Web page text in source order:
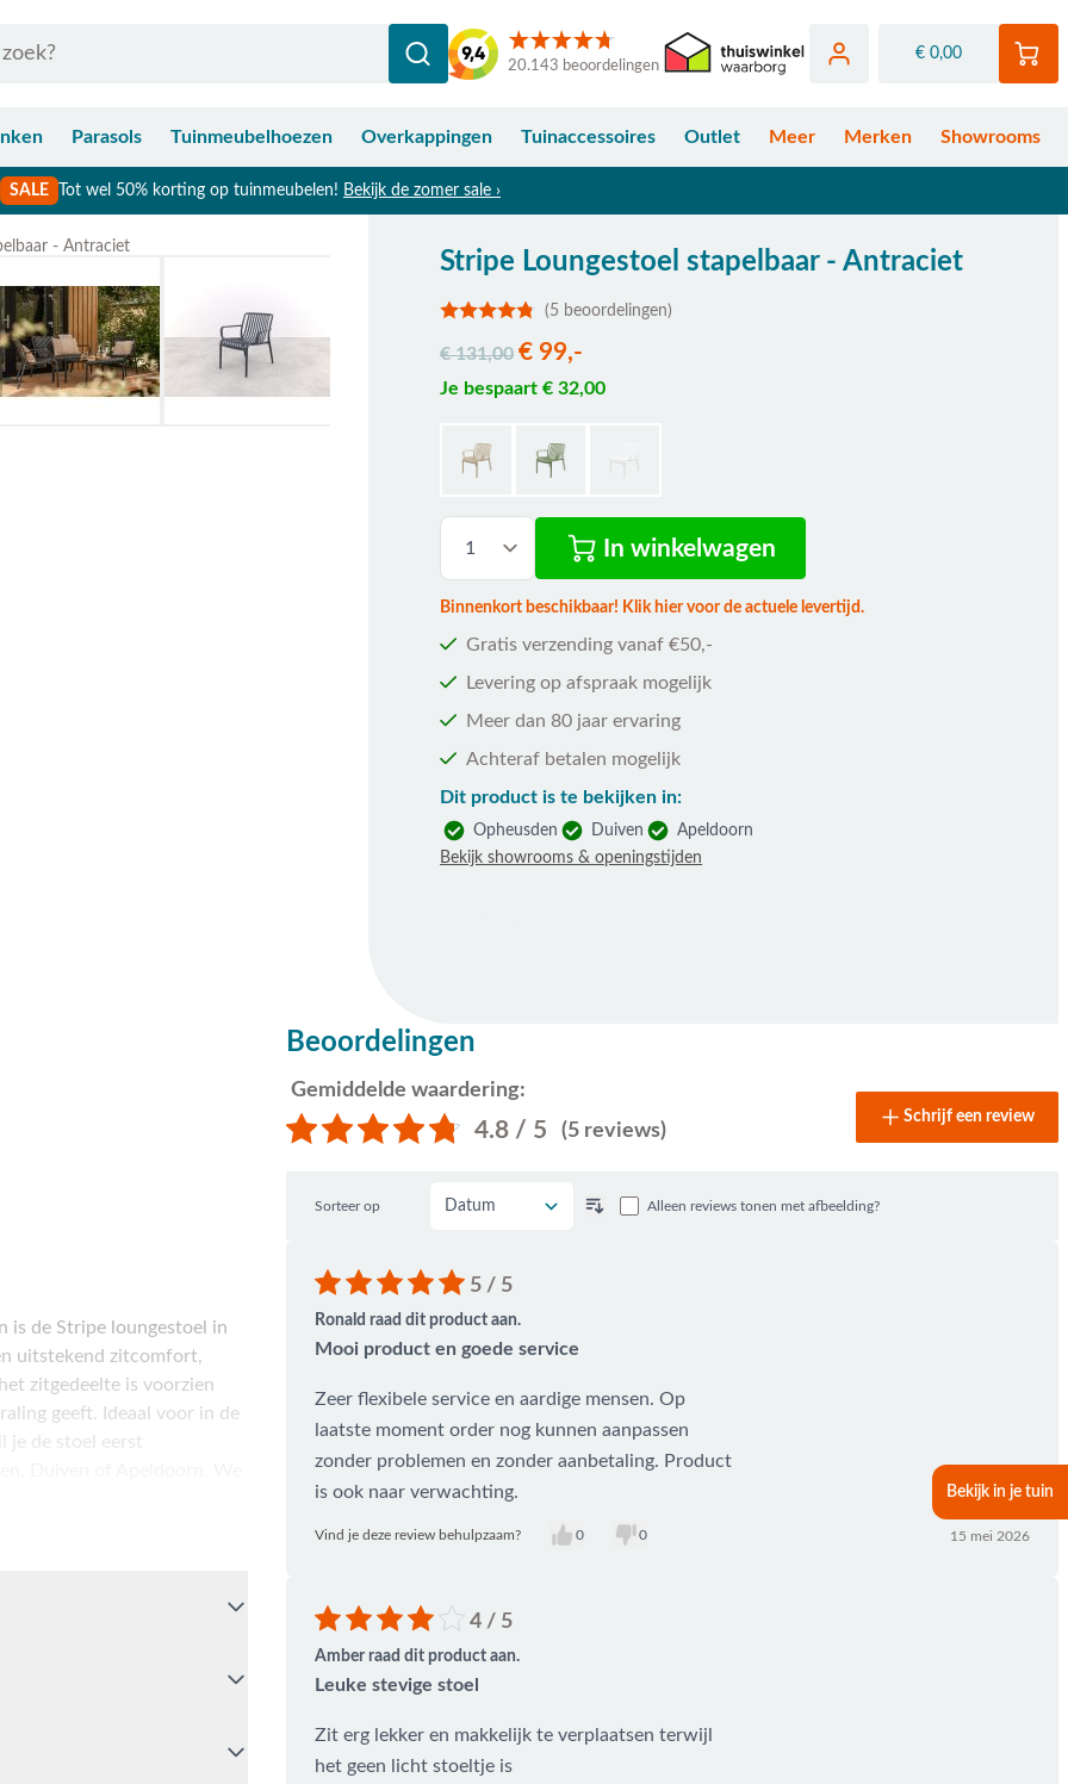
20.143 beoordelingen
€ 0,00
Parasols Tuinmeubelhoezen Overkappingen Tuinaccessoires Outlet Meer Merken Showrooms
SALE Tot wel 50% korting op tuinmeubelen! Bekijk de zomer sale ›
Bekijk in je tuin
- Antraciet
Stripe Loungestoel stapelbaar - Antraciet
(5 beoordelingen)
€ 131,00 € 99,-
Je bespaart € 32,00
In winkelwagen
Binnenkort beschikbaar! Klik hier voor de actuele levertijd.
Gratis verzending vanaf €50,-
Levering op afspraak mogelijk
Meer dan 80 jaar ervaring
Achteraf betalen mogelijk
Dit product is te bekijken in:
Opheusden Duiven
Apeldoorn
Bekijk showrooms & openingstijden
is de Stripe loungestoel in
uitstekend zitcomfort,
zitgedeelte is voorzien
geeft. Ideaal voor in de
je de stoel eerst
en stijl. Het
stoel eenvoudig door de
Stripe loungestoel.
Beoordelingen
Gemiddelde waardering:
4.8 / 5 (5 reviews)
Schrijf een review
Alleen reviews tonen met afbeelding?
Sorteer op
5 / 5
Ronald raad dit product aan.
Mooi product en goede service
Zeer flexibele service en aardige mensen. Op
laatste moment order nog kunnen aanpassen
zonder problemen en zonder aanbetaling. Product
is ook naar verwachting.
Vind je deze review behulpzaam? 0 0 15 mei 2026
4 / 5
Amber raad dit product aan.
Leuke stevige stoel
Zit erg lekker en makkelijk te verplaatsen terwijl
het geen licht stoeltje is